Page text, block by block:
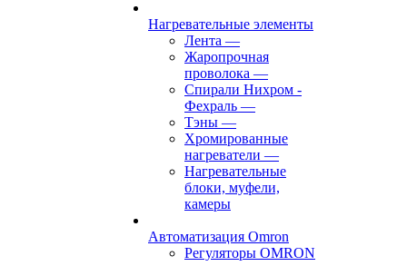
Нагревательные элементы
Лента —
Жаропрочная
проволока —
Спирали Нихром -
Фехраль —
Тэны —
Хромированные
нагреватели —
Нагревательные
блоки, муфели,
камеры
Автоматизация Omron
Регуляторы OMRON